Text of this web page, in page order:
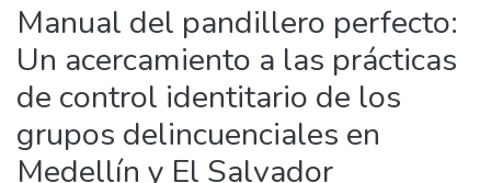
Manual del pandillero perfecto:
Un acercamiento a las prácticas
de control identitario de los
grupos delincuenciales en
Medellín y El Salvador